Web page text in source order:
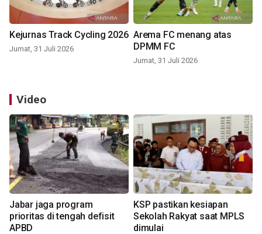
Kejurnas Track Cycling 2026
Jumat, 31 Juli 2026
Arema FC menang atas
DPMM FC
Jumat, 31 Juli 2026
Video
Jabar jaga program
prioritas di tengah defisit
APBD
KSP pastikan kesiapan
Sekolah Rakyat saat MPLS
dimulai